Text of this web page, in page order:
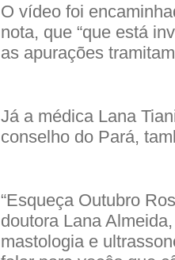
O vídeo foi
nota, que “que está
as apurações
Já a médica Lana
conselho do Pará,
“Esqueça Outubro
doutora Lana
mastologia e